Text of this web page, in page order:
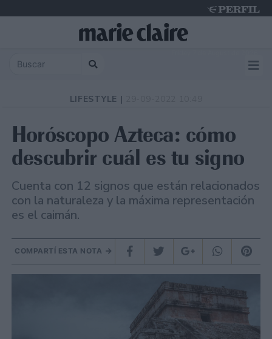
LIFESTYLE |
Horóscopo Azteca: cómo
descubrir cuál es tu signo
Cuenta con 12 signos que están relacionados
con la naturaleza y la máxima representación
es el caimán.
COMPARTÍ ESTA NOTA